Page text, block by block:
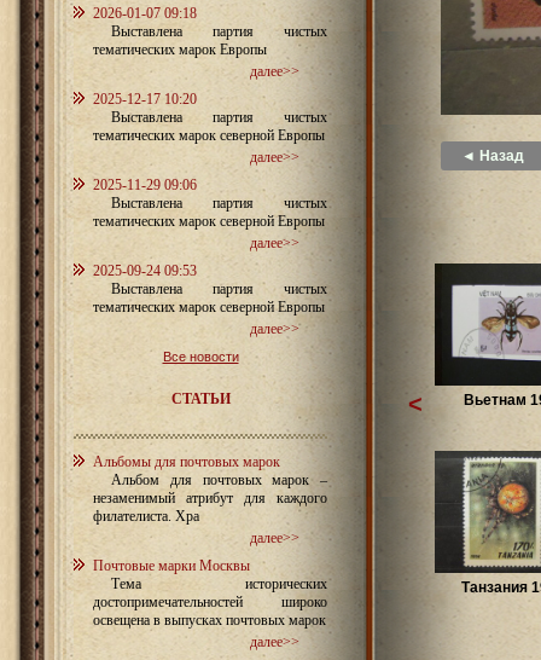
2026-01-07 09:18
Выставлена партия чистых
тематических марок Европы
далее>>
2025-12-17 10:20
Выставлена партия чистых
тематических марок северной Европы
далее>>
2025-11-29 09:06
Выставлена партия чистых
тематических марок северной Европы
далее>>
2025-09-24 09:53
Выставлена партия чистых
тематических марок северной Европы
далее>>
Все новости
СТАТЬИ
Альбомы для почтовых марок
Альбом для почтовых марок –
незаменимый атрибут для каждого
филателиста. Хра
далее>>
Почтовые марки Москвы
Тема исторических
достопримечательностей широко
освещена в выпусках почтовых марок
далее>>
◄ Назад
Вьетнам
Танзания
<